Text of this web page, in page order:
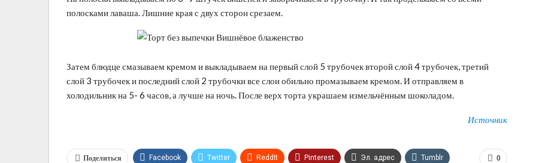
полосками лаваша. Лишние края с двух сторон срезаем.
Затем блюдце смазываем кремом и выкладываем на первый слой 5 трубочек второй слой 4 трубочек, третий
слой 3 трубочек и последний слой 2 трубочки все слои обильно промазываем кремом. И отправляем в
холодильник на 5- 6 часов, а лучше на ночь. После верх торта украшаем измельчённым шоколадом.
Источник
0
Поделиться Facebook Twitter ReddIt Pinterest Эл. адрес Tumblr